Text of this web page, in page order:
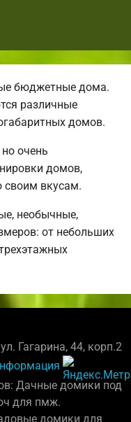
бюджетные дома.
различные
домов.
очень
домов,
своим вкусам.
необычные,
от небольших
Гагарина, 44, корп.2
Дачные домики под
для пмж.
домики для